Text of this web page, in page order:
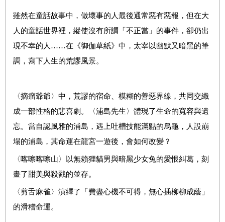
雖然在童話故事中，做壞事的人最後通常惡有惡報，但在大
人的童話世界裡，縱使沒有所謂「不正當」的事件，卻仍出
現不幸的人……在《御伽草紙》中，太宰以幽默又暗黑的筆
調，寫下人生的荒謬風景。
〈摘瘤爺爺〉中，荒謬的宿命、模糊的善惡界線，共同交織
成一部性格的悲喜劇。〈浦島先生〉體現了生命的寬容與遺
忘。當自認風雅的浦島，遇上吐槽技能滿點的烏龜，人設崩
塌的浦島，其命運在龍宮一遊後，會如何改變？
〈喀嚓喀嚓山〉以無賴狸貓男與暗黑少女兔的愛恨糾葛，刻
畫了甜美與殺戮的並存。
〈剪舌麻雀〉演繹了「費盡心機不可得，無心插柳柳成蔭」
的滑稽命運。